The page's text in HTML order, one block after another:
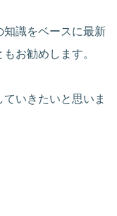
知識をベースに最新
お勧めします。
いきたいと思いま